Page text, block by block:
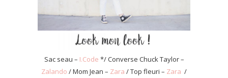
Sac seau – I.Code */ Converse Chuck Taylor –
Zalando / Mom Jean – Zara / Top fleuri – Zara /